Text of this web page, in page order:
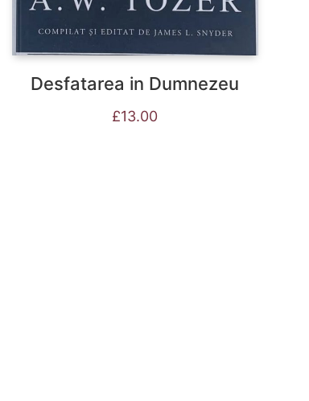
Desfatarea in Dumnezeu
£13.00